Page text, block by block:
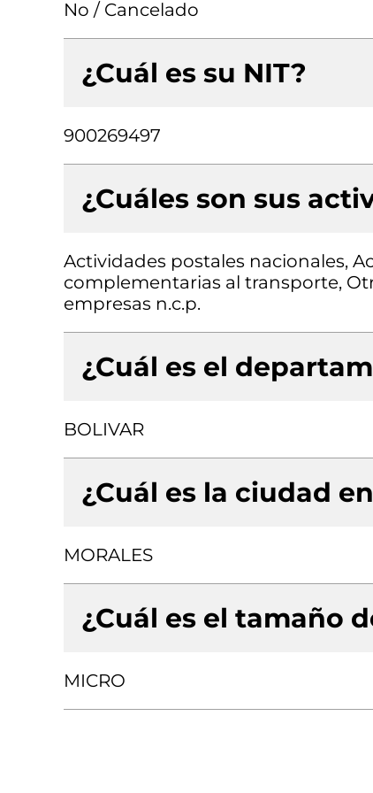
No / Cancelado
¿Cuál es su NIT?
900269497
¿Cuáles son sus
Actividades postales nacionales,
complementarias al transporte,
empresas n.c.p.
¿Cuál es el
BOLIVAR
¿Cuál es la ciudad
MORALES
¿Cuál es el tamaño
MICRO